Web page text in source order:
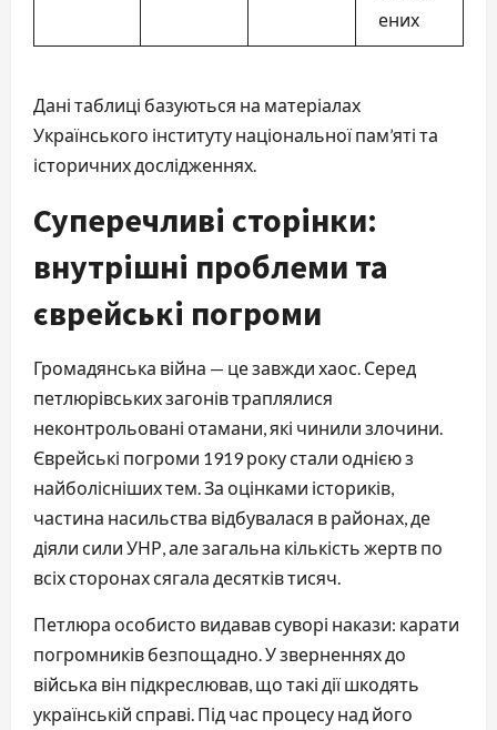
ених
Дані таблиці базуються на матеріалах
Українського інституту національної пам’яті та
історичних дослідженнях.
Суперечливі сторінки:
внутрішні проблеми та
єврейські погроми
Громадянська війна — це завжди хаос. Серед
петлюрівських загонів траплялися
неконтрольовані отамани, які чинили злочини.
Єврейські погроми 1919 року стали однією з
найболісніших тем. За оцінками істориків,
частина насильства відбувалася в районах, де
діяли сили УНР, але загальна кількість жертв по
всіх сторонах сягала десятків тисяч.
Петлюра особисто видавав суворі накази: карати
погромників безпощадно. У зверненнях до
війська він підкреслював, що такі дії шкодять
українській справі. Під час процесу над його